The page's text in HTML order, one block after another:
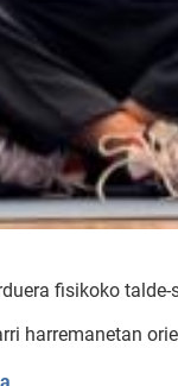
fisikoko
harremanetan